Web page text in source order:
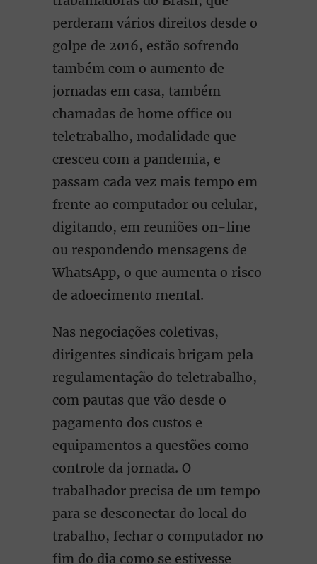
perderam vários direitos desde o
golpe de 2016, estão sofrendo
também com o aumento de
jornadas em casa, também
chamadas de home office ou
teletrabalho, modalidade que
cresceu com a pandemia, e
passam cada vez mais tempo em
frente ao computador ou celular,
digitando, em reuniões on-line
ou respondendo mensagens de
WhatsApp, o que aumenta o risco
de adoecimento mental.
Nas negociações coletivas,
dirigentes sindicais brigam pela
regulamentação do teletrabalho,
com pautas que vão desde o
pagamento dos custos e
equipamentos a questões como
controle da jornada. O
trabalhador precisa de um tempo
para se desconectar do local do
trabalho, fechar o computador no
fim do dia como se estivesse